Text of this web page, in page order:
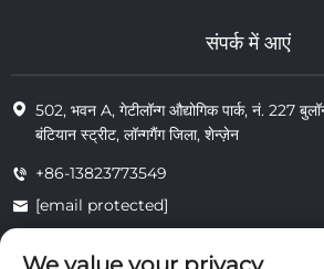
संपर्क में आएं
502, भवन A, गेटीलॉन्ग औद्योगिक पार्क, नं. 227
बंटियान स्ट्रीट, लॉन्गगैंग जिला, शेन्ज़ेन
+86-13823773549
[email protected]